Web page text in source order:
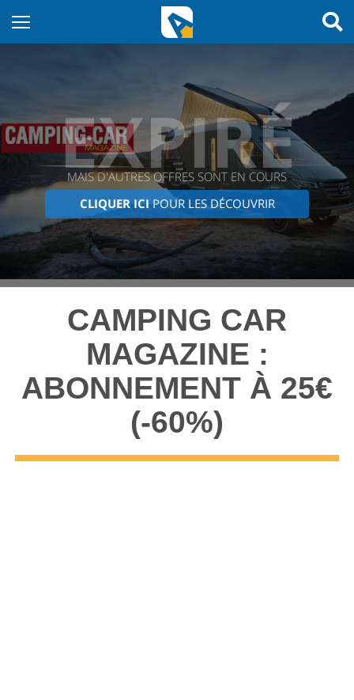
EXPIRÉ
MAIS D'AUTRES OFFRES SONT EN COURS
CLIQUER ICIPOUR LES DÉCOUVRIR
CAMPING CAR
MAGAZINE :
ABONNEMENT À 25€
(-60%)